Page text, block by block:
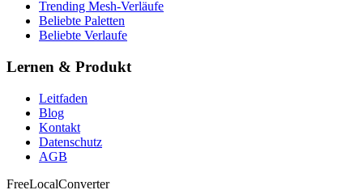
Trending Mesh-Verläufe
Beliebte Paletten
Beliebte Verlaufe
Lernen & Produkt
Leitfaden
Blog
Kontakt
Datenschutz
AGB
FreeLocalConverter